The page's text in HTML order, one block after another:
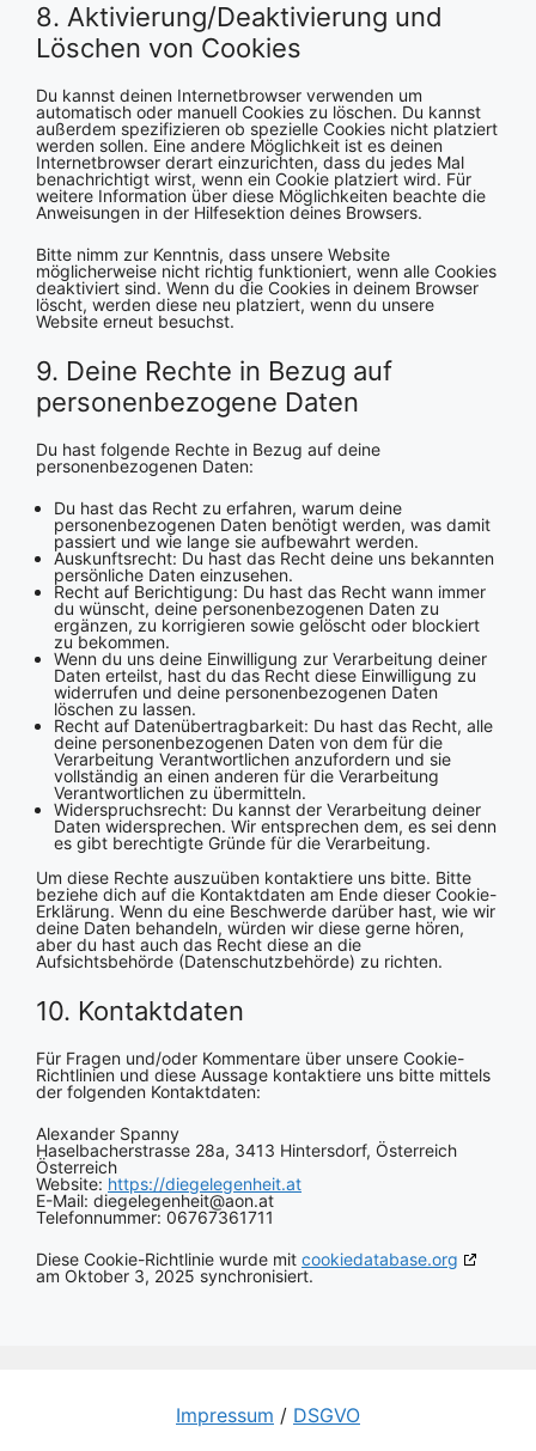
8. Aktivierung/Deaktivierung und
Löschen von Cookies
Du kannst deinen Internetbrowser verwenden um
automatisch oder manuell Cookies zu löschen. Du kannst
außerdem spezifizieren ob spezielle Cookies nicht platziert
werden sollen. Eine andere Möglichkeit ist es deinen
Internetbrowser derart einzurichten, dass du jedes Mal
benachrichtigt wirst, wenn ein Cookie platziert wird. Für
weitere Information über diese Möglichkeiten beachte die
Anweisungen in der Hilfesektion deines Browsers.
Bitte nimm zur Kenntnis, dass unsere Website
möglicherweise nicht richtig funktioniert, wenn alle Cookies
deaktiviert sind. Wenn du die Cookies in deinem Browser
löscht, werden diese neu platziert, wenn du unsere
Website erneut besuchst.
9. Deine Rechte in Bezug auf
personenbezogene Daten
Du hast folgende Rechte in Bezug auf deine
personenbezogenen Daten:
Du hast das Recht zu erfahren, warum deine
personenbezogenen Daten benötigt werden, was damit
passiert und wie lange sie aufbewahrt werden.
Auskunftsrecht: Du hast das Recht deine uns bekannten
persönliche Daten einzusehen.
Recht auf Berichtigung: Du hast das Recht wann immer
du wünscht, deine personenbezogenen Daten zu
ergänzen, zu korrigieren sowie gelöscht oder blockiert
zu bekommen.
Wenn du uns deine Einwilligung zur Verarbeitung deiner
Daten erteilst, hast du das Recht diese Einwilligung zu
widerrufen und deine personenbezogenen Daten
löschen zu lassen.
Recht auf Datenübertragbarkeit: Du hast das Recht, alle
deine personenbezogenen Daten von dem für die
Verarbeitung Verantwortlichen anzufordern und sie
vollständig an einen anderen für die Verarbeitung
Verantwortlichen zu übermitteln.
Widerspruchsrecht: Du kannst der Verarbeitung deiner
Daten widersprechen. Wir entsprechen dem, es sei denn
es gibt berechtigte Gründe für die Verarbeitung.
Um diese Rechte auszuüben kontaktiere uns bitte. Bitte
beziehe dich auf die Kontaktdaten am Ende dieser Cookie-
Erklärung. Wenn du eine Beschwerde darüber hast, wie wir
deine Daten behandeln, würden wir diese gerne hören,
aber du hast auch das Recht diese an die
Aufsichtsbehörde (Datenschutzbehörde) zu richten.
10. Kontaktdaten
Für Fragen und/oder Kommentare über unsere Cookie-
Richtlinien und diese Aussage kontaktiere uns bitte mittels
der folgenden Kontaktdaten:
Alexander Spanny
Haselbacherstrasse 28a, 3413 Hintersdorf, Österreich
Österreich
Website: https://diegelegenheit.at
E-Mail: diegelegenheit@aon.at
Telefonnummer: 06767361711
Diese Cookie-Richtlinie wurde mit cookiedatabase.org
am Oktober 3, 2025 synchronisiert.
Impressum / DSGVO